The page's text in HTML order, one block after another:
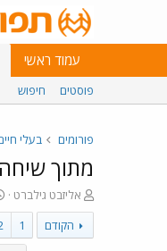
עמוד ראשי
פוסטים חיפוש
פורומים בעלי
מתוך
פ
ו
ת
ח
אליזבט גילברט
הקודם
1